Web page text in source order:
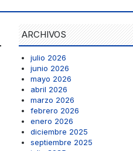
ARCHIVOS
julio 2026
junio 2026
mayo 2026
abril 2026
marzo 2026
febrero 2026
enero 2026
diciembre 2025
septiembre 2025